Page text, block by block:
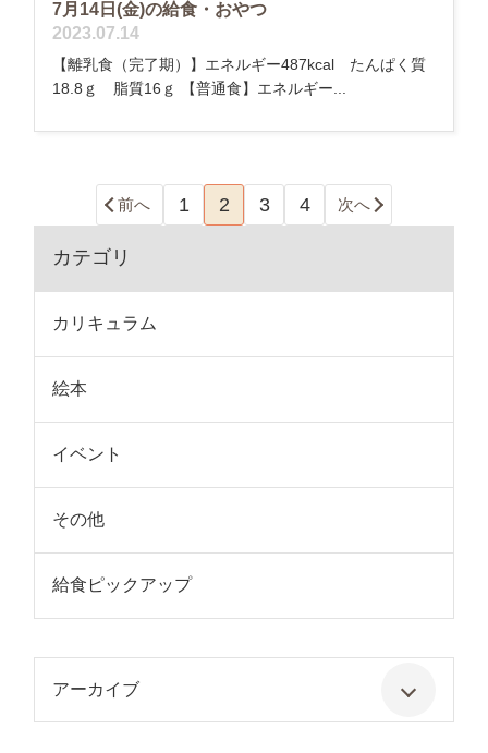
7月14日(金)の給食・おやつ
2023.07.14
【離乳食（完了期）】エネルギー487kcal たんぱく質
18.8ｇ 脂質16ｇ 【普通食】エネルギー...
前へ 1 2 3 4 次へ
カテゴリ
カリキュラム
絵本
イベント
その他
給食ピックアップ
アーカイブ